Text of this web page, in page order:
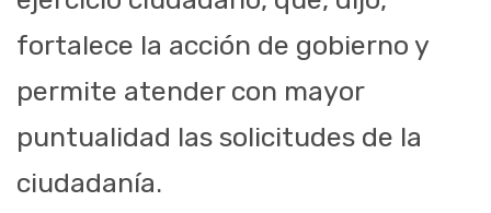
fortalece la acción de gobierno y
permite atender con mayor
puntualidad las solicitudes de la
ciudadanía.